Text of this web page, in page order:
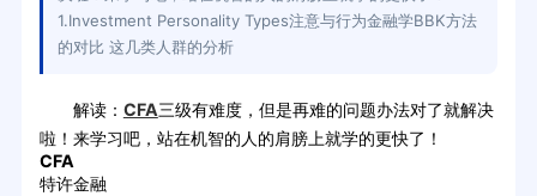
1.Investment Personality Types注意与行为金融学BBK方法
的对比 这几类人群的分析
解读： CFA三级有难度，但是再难的问题办法对了就解决
啦！来学习吧，站在机智的人的肩膀上就学的更快了！
CFA
特许金融